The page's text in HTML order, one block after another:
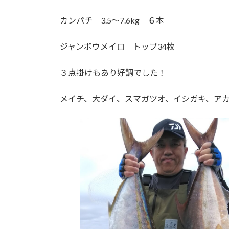
カンパチ 3.5～7.6kg ６本
ジャンボウメイロ トップ34枚
３点掛けもあり好調でした！
メイチ、大ダイ、スマガツオ、イシガキ、ア